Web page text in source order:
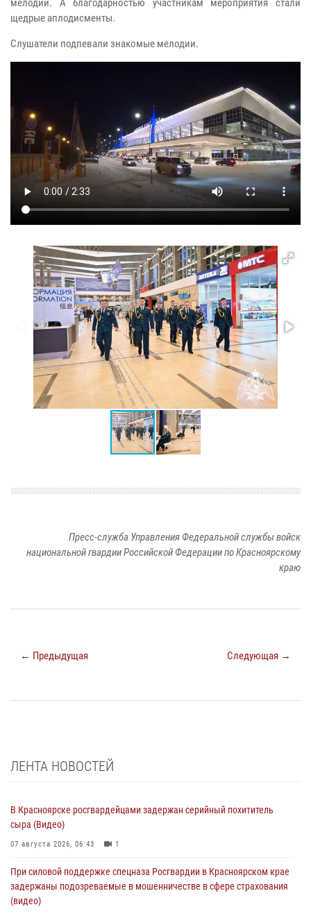
мелодии. А благодарностью участникам мероприятия стали
щедрые аплодисменты.
Слушатели подпевали знакомые мелодии.
Пресс-служба Управления Федеральной службы войск
национальной гвардии Российской Федерации по Красноярскому
краю
← Предыдущая Следующая →
ЛЕНТА НОВОСТЕЙ
В Красноярске росгвардейцами задержан серийный похититель
сыра (Видео)
07 августа 2026, 06:43 1
При силовой поддержке спецназа Росгвардии в Красноярском крае
задержаны подозреваемые в мошенничестве в сфере страхования
(видео)